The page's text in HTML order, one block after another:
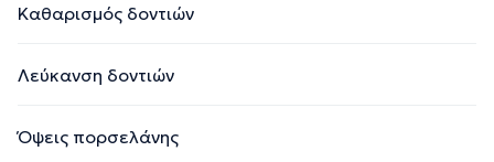
Καθαρισμός δοντιών
Λεύκανση δοντιών
Όψεις πορσελάνης